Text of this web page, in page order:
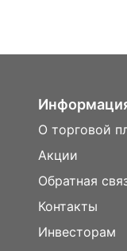
О торговой
Акции
Обратная
Контакты
Инвесторам